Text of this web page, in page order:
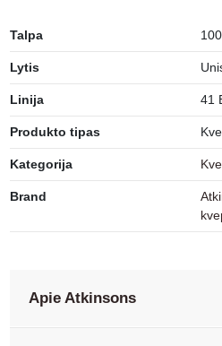
Talpa
Lytis
Linija 41
Produkto tipas
Kategorija
Brand
Apie Atkinsons